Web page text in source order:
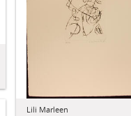
Lili Marleen